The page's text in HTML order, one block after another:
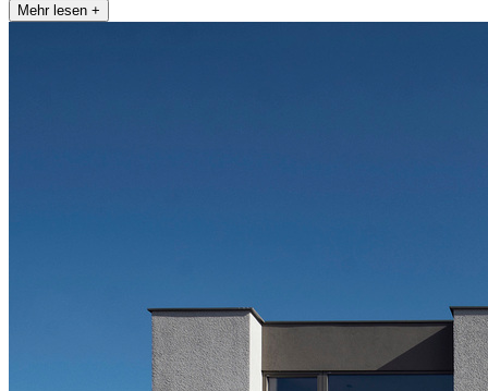
Mehr lesen +